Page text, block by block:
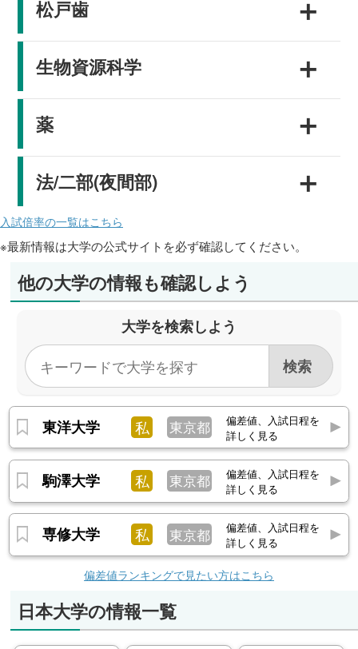
松戸歯 ＋
生物資源科学 ＋
薬 ＋
法/二部(夜間部) ＋
入試倍率の一覧はこちら
※最新情報は大学の公式サイトを必ず確認してください。
他の大学の情報も確認しよう
大学を検索しよう
東洋大学 私 東京都
偏差値、入試日程を
詳しく見る
駒澤大学 私 東京都
偏差値、入試日程を
詳しく見る
専修大学 私 東京都
偏差値、入試日程を
詳しく見る
偏差値ランキングで見たい方はこちら
日本大学の情報一覧